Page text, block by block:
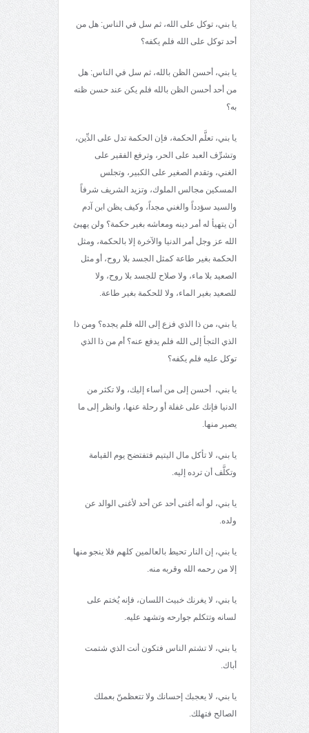
يا بني، توكل على الله، ثم سل في الناس: هل من
أحد توكل على الله فلم يكفه؟
يا بني، أحسن الظن بالله، ثم سل في الناس: هل
من أحد أحسن الظن بالله فلم يكن عند حسن ظنه
به؟
يا بني، تعلَّم الحكمة، فإن الحكمة تدل على الدِّين،
وتشرِّف العبد على الحر، وترفع الفقير على
الغني، وتقدم الصغير على الكبير، وتجلس
المسكين مجالس الملوك، وتزيد الشريف شرفاً
والسيد سؤدداً والغني مجداً، وكيف يظن ابن آدم
أن يتهيأ له أمر دينه ومعاشه بغير حكمة؟ ولن يهيئ
الله عز وجل أمر الدنيا والآخرة إلا بالحكمة، ومثل
الحكمة بغير طاعة كمثل الجسد بلا روح، أو مثل
الصعيد بلا ماء، ولا صلاح للجسد بلا روح، ولا
للصعيد بغير الماء، ولا للحكمة بغير طاعة.
يا بني، من ذا الذي فزع إلى الله فلم يجده؟ ومن ذا
الذي التجأ إلى الله فلم يدفع عنه؟ أم من ذا الذي
توكل عليه فلم يكفه؟
يا بني، أحسن إلى من أساء إليك، ولا تكثر من
الدنيا فإنك على غفلة أو رحلة عنها، وانظر إلى ما
يصير منها.
يا بني، لا تأكل مال اليتيم فتفتضح يوم القيامة
وتكلَّف أن ترده إليه.
يا بني، لو أنه أغنى أحد عن أحد لأغنى الوالد عن
ولده.
يا بني، إن النار تحيط بالعالمين كلهم فلا ينجو منها
إلا من رحمه الله وقربه منه.
يا بني، لا يغرنك خبيث اللسان، فإنه يُختم على
لسانه وتتكلم جوارحه وتشهد عليه.
يا بني، لا تشتم الناس فتكون أنت الذي شتمت
أباك.
يا بني، لا يعجبك إحسانك ولا تتعظمنّ بعملك
الصالح فتهلك.